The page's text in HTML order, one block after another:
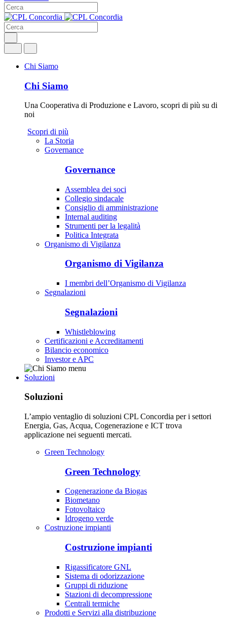
Chi Siamo
Chi Siamo
Una Cooperativa di Produzione e Lavoro, scopri di più su di
noi
Scopri di più
La Storia
Governance
Governance
Assemblea dei soci
Collegio sindacale
Consiglio di amministrazione
Internal auditing
Strumenti per la legalità
Politica Integrata
Organismo di Vigilanza
Organismo di Vigilanza
I membri dell’Organismo di Vigilanza
Segnalazioni
Segnalazioni
Whistleblowing
Certificazioni e Accreditamenti
Bilancio economico
Investor e APC
Soluzioni
Soluzioni
L’ampio ventaglio di soluzioni CPL Concordia per i settori
Energia, Gas, Acqua, Cogenerazione e ICT trova
applicazione nei seguenti mercati.
Green Technology
Green Technology
Cogenerazione da Biogas
Biometano
Fotovoltaico
Idrogeno verde
Costruzione impianti
Costruzione impianti
Rigassificatore GNL
Sistema di odorizzazione
Gruppi di riduzione
Stazioni di decompressione
Centrali termiche
Prodotti e Servizi alla distribuzione